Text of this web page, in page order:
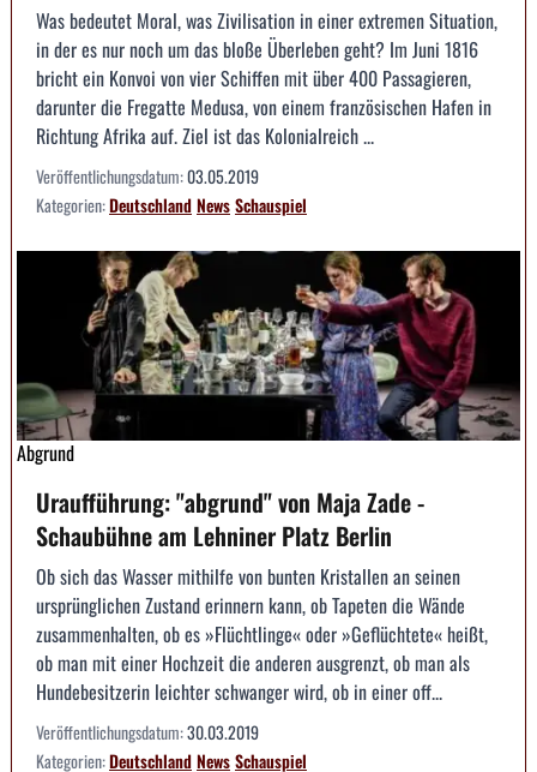
Was bedeutet Moral, was Zivilisation in einer extremen Situation,
in der es nur noch um das bloße Überleben geht? Im Juni 1816
bricht ein Konvoi von vier Schiffen mit über 400 Passagieren,
darunter die Fregatte Medusa, von einem französischen Hafen in
Richtung Afrika auf. Ziel ist das Kolonialreich ...
Veröffentlichungsdatum:03.05.2019
Kategorien:DeutschlandNewsSchauspiel
Abgrund
Uraufführung: "abgrund" von Maja Zade -
Schaubühne am Lehniner Platz Berlin
Ob sich das Wasser mithilfe von bunten Kristallen an seinen
ursprünglichen Zustand erinnern kann, ob Tapeten die Wände
zusammenhalten, ob es »Flüchtlinge« oder »Geflüchtete« heißt,
ob man mit einer Hochzeit die anderen ausgrenzt, ob man als
Hundebesitzerin leichter schwanger wird, ob in einer off...
Veröffentlichungsdatum:30.03.2019
Kategorien:DeutschlandNewsSchauspiel